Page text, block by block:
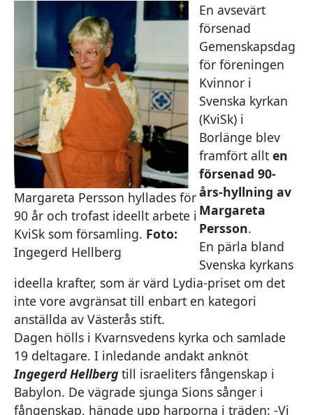
Margareta Persson hyllades för
90 år och trofast ideellt arbete i
KviSk som församling. Foto:
Ingegerd Hellberg
En avsevärt
försenad
Gemenskapsdag
för föreningen
Kvinnor i
Svenska kyrkan
(KviSk) i
Borlänge blev
framfört allt en
försenad 90-
års-hyllning av
Margareta
Persson.
En pärla bland
Svenska kyrkans
ideella krafter, som är värd Lydia-priset om det
inte vore avgränsat till enbart en kategori
anställda av Västerås stift.
Dagen hölls i Kvarnsvedens kyrka och samlade
19 deltagare. I inledande andakt anknöt
Ingegerd Hellberg till israeliters fångenskap i
Babylon. De vägrade sjunga Sions sånger i
fångenskap, hängde upp harporna i träden: -Vi